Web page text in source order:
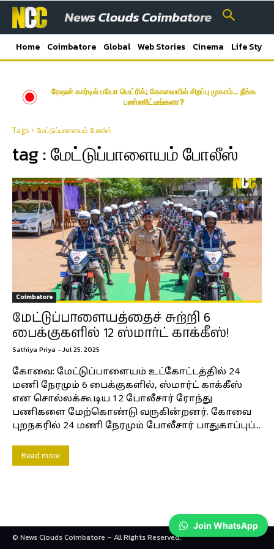
Home Coimbatore Global Web Stories Cinema Life Style
ரேஷன் கார்டில் பயோ மெட்ரிக்; கோவையில் சிறப்பு முகாம்… நீங்க
பண்ணிட்டீங்களா?
Tags மேட்டுப்பாளையம் போலீஸ்
tag :மேட்டுப்பாளையம் போலீஸ்
Coimbatore
மேட்டுப்பாளையத்தைச் சுற்றி 6
பைக்குகளில் 12 ஸ்மார்ட் காக்கீஸ்!
Sathiya Priya -Jul 25, 2025
கோவை: மேட்டுப்பாளையம் உட்கோட்டத்தில் 24
மணி நேரமும் 6 பைக்குகளில், ஸ்மார்ட் காக்கீஸ்
என சொல்லக்கூடிய 12 போலீசார் ரோந்து
பணிகளை மேற்கொண்டு வருகின்றனர். கோவை
புறநகரில் 24 மணி நேரமும் போலீசார் பாதுகாப்புப்...
Read more
© News Clouds Coimbatore – All Rights Reserved.
Join WhatsApp